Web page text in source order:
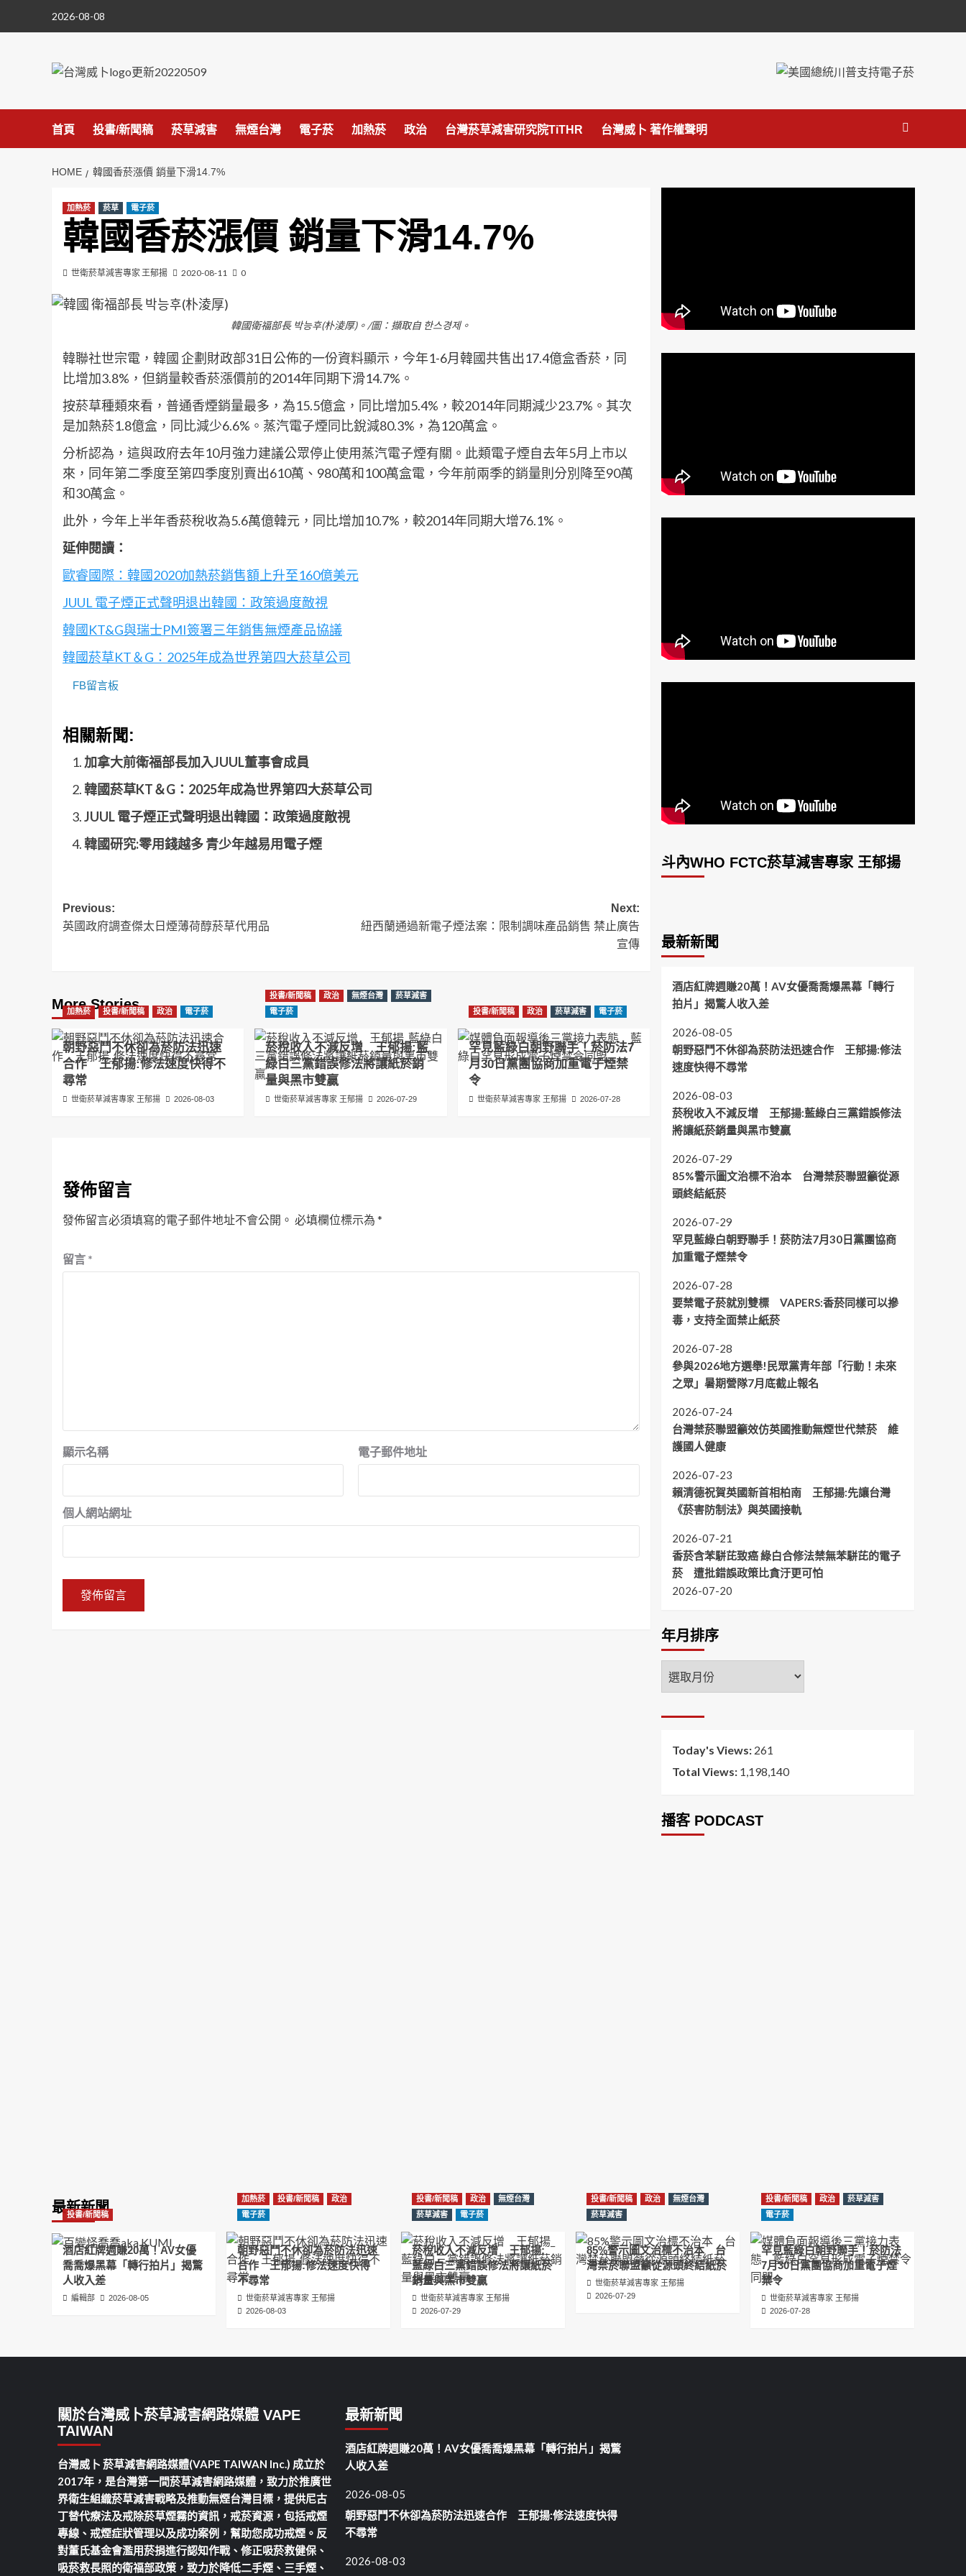
2026-08-08
首頁 投書/新聞稿 菸草減害 無煙台灣 電子菸 加熱菸 政治 台灣菸草減害研究院TiTHR 台灣威卜 著作權聲明
HOME 韓國香菸漲價 銷量下滑14.7%
加熱菸 菸草 電子菸
韓國香菸漲價 銷量下滑14.7%
世衛菸草減害專家 王郁揚 2020-08-11 0
韓國衛福部長 박능후(朴淩厚)。/圖：擷取自 한스경제。
韓聯社世宗電，韓國 企劃財政部31日公佈的一份資料顯示，今年1-6月韓國共售出17.4億盒香菸，同
比增加3.8%，但銷量較香菸漲價前的2014年同期下滑14.7%。
按菸草種類來看，普通香煙銷量最多，為15.5億盒，同比增加5.4%，較2014年同期減少23.7%。其次
是加熱菸1.8億盒，同比減少6.6%。蒸汽電子煙同比銳減80.3%，為120萬盒。
分析認為，這與政府去年10月強力建議公眾停止使用蒸汽電子煙有關。此類電子煙自去年5月上市以
來，同年第二季度至第四季度別賣出610萬、980萬和100萬盒電，今年前兩季的銷量則分別降至90萬
和30萬盒。
此外，今年上半年香菸稅收為5.6萬億韓元，同比增加10.7%，較2014年同期大增76.1%。
延伸閱讀：
歐睿國際：韓國2020加熱菸銷售額上升至160億美元
JUUL 電子煙正式聲明退出韓國：政策過度敵視
韓國KT&G與瑞士PMI簽署三年銷售無煙產品協議
韓國菸草KT＆G：2025年成為世界第四大菸草公司
FB留言板
相關新聞:
加拿大前衛福部長加入JUUL董事會成員
韓國菸草KT＆G：2025年成為世界第四大菸草公司
JUUL 電子煙正式聲明退出韓國：政策過度敵視
韓國研究:零用錢越多 青少年越易用電子煙
Post
navigation
Previous:
英國政府調查傑太日煙薄荷醇菸草代用品
Next:
紐西蘭通過新電子煙法案：限制調味產品銷售 禁止廣告
宣傳
More Stories
加熱菸 投書/新聞稿 政治 電子菸
朝野惡鬥不休卻為菸防法迅速
合作 王郁揚:修法速度快得不
尋常
世衛菸草減害專家 王郁揚 2026-08-03
投書/新聞稿 政治 無煙台灣
菸草減害
電子菸
菸稅收入不減反增 王郁揚:藍
綠白三黨錯誤修法將讓紙菸銷
量與黑市雙贏
世衛菸草減害專家 王郁揚 2026-07-29
投書/新聞稿 政治 菸草減害 電子菸
罕見藍綠白朝野聯手！菸防法7
月30日黨團協商加重電子煙禁
令
世衛菸草減害專家 王郁揚 2026-07-28
發佈留言
發佈留言必須填寫的電子郵件地址不會公開。 必填欄位標示為 *
留言 *
顯示名稱 電子郵件地址
個人網站網址
斗內WHO FCTC菸草減害專家 王郁揚
最新新聞
酒店紅牌週賺20萬！AV女優喬喬爆黑幕「轉行
拍片」揭驚人收入差
2026-08-05
朝野惡鬥不休卻為菸防法迅速合作 王郁揚:修法
速度快得不尋常
2026-08-03
菸稅收入不減反增 王郁揚:藍綠白三黨錯誤修法
將讓紙菸銷量與黑市雙贏
2026-07-29
85%警示圖文治標不治本 台灣禁菸聯盟籲從源
頭終結紙菸
2026-07-29
罕見藍綠白朝野聯手！菸防法7月30日黨團協商
加重電子煙禁令
2026-07-28
要禁電子菸就別雙標 VAPERS:香菸同樣可以摻
毒，支持全面禁止紙菸
2026-07-28
參與2026地方選舉!民眾黨青年部「行動！未來
之眾」暑期營隊7月底截止報名
2026-07-24
台灣禁菸聯盟籲效仿英國推動無煙世代禁菸 維
護國人健康
2026-07-23
賴清德祝賀英國新首相柏南 王郁揚:先讓台灣
《菸害防制法》與英國接軌
2026-07-21
香菸含苯駢芘致癌 綠白合修法禁無苯駢芘的電子
菸 遭批錯誤政策比貪汙更可怕
2026-07-20
年月排序
年
月
序
Today's Views: 261
Total Views: 1,198,140
播客 PODCAST
دليل مناصرة السجائر الإلكترونية: التاريخ الخفي
الاجتماعية #Fahad Al-Jalajel #فهد بن
عبدالرحمن الجلاجل #Sania Nishtar #ثانیہ نشتر;
2025-05-17
邊緣化科學：WHO對菸草減害策略的背離 ft.世
Information
最新新聞
投書/新聞稿
酒店紅牌週賺20萬！AV女優
喬喬爆黑幕「轉行拍片」揭驚
人收入差
編輯部 2026-08-05
加熱菸 投書/新聞稿
政治
電子菸
朝野惡鬥不休卻為菸防法迅速
合作 王郁揚:修法速度快得
不尋常
世衛菸草減害專家 王郁揚
2026-08-03
投書/新聞稿 政治
無煙台灣
菸草減害
電子菸
菸稅收入不減反增 王郁揚:
藍綠白三黨錯誤修法將讓紙菸
銷量與黑市雙贏
世衛菸草減害專家 王郁揚
2026-07-29
投書/新聞稿 政治
無煙台灣
菸草減害
85%警示圖文治標不治本 台
灣禁菸聯盟籲從源頭終結紙菸
世衛菸草減害專家 王郁揚
2026-07-29
投書/新聞稿 政治
菸草減害
電子菸
罕見藍綠白朝野聯手！菸防法
7月30日黨團協商加重電子煙
禁令
世衛菸草減害專家 王郁揚
2026-07-28
關於台灣威卜菸草減害網路媒體 VAPE
TAIWAN
台灣威卜 菸草減害網路媒體(VAPE TAIWAN Inc.) 成立於
2017年，是台灣第一間菸草減害網路媒體，致力於推廣世
界衛生組織菸草減害戰略及推動無煙台灣目標，提供尼古
丁替代療法及戒除菸草煙霧的資訊，戒菸資源，包括戒煙
專線、戒煙症狀管理以及成功案例，幫助您成功戒煙。反
對董氏基金會濫用菸捐進行認知作戰、修正吸菸救健保、
吸菸救長照的衛福部政策，致力於降低二手煙、三手煙、
最新新聞
酒店紅牌週賺20萬！AV女優喬喬爆黑幕「轉行拍片」揭驚
人收入差
2026-08-05
朝野惡鬥不休卻為菸防法迅速合作 王郁揚:修法速度快得
不尋常
2026-08-03